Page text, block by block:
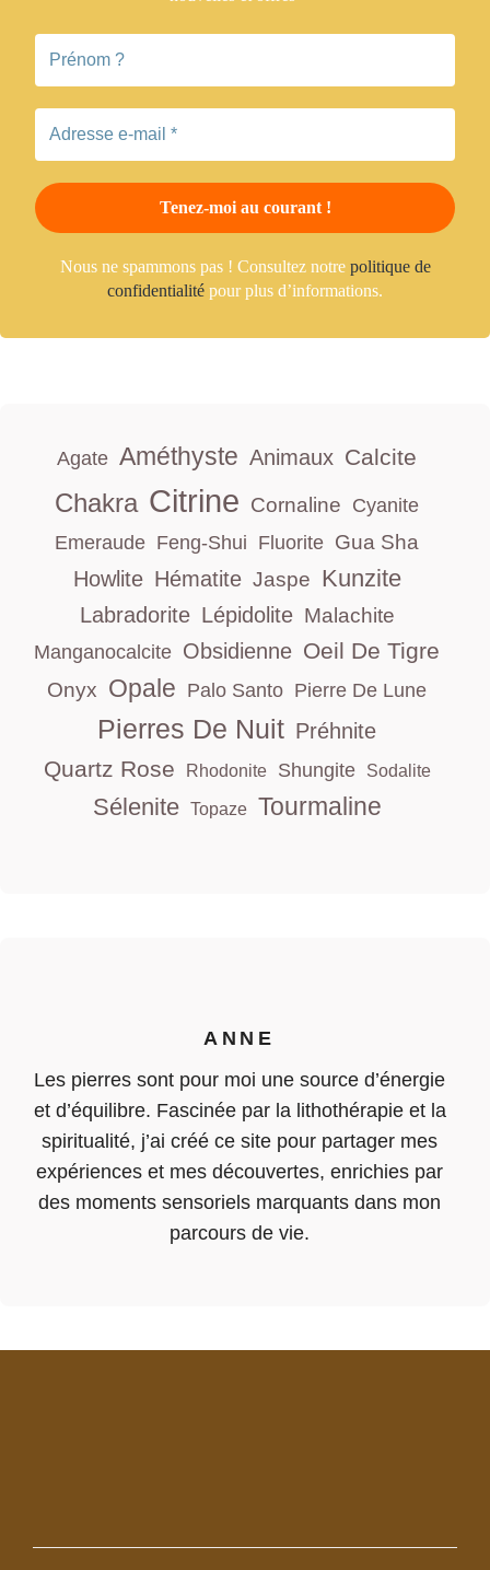
Nous ne spammons pas ! Consultez notre politique de
confidentialité pour plus d’informations.
Agate Améthyste Animaux Calcite
Chakra Citrine Cornaline Cyanite
Emeraude Feng-Shui Fluorite Gua Sha
Howlite Hématite Jaspe Kunzite
Labradorite Lépidolite Malachite
Manganocalcite Obsidienne Oeil De Tigre
Onyx Opale Palo Santo Pierre De Lune
Pierres De Nuit Préhnite
Quartz Rose Rhodonite Shungite Sodalite
Sélenite Topaze Tourmaline
ANNE
Les pierres sont pour moi une source d’énergie
et d’équilibre. Fascinée par la lithothérapie et la
spiritualité, j’ai créé ce site pour partager mes
expériences et mes découvertes, enrichies par
des moments sensoriels marquants dans mon
parcours de vie.